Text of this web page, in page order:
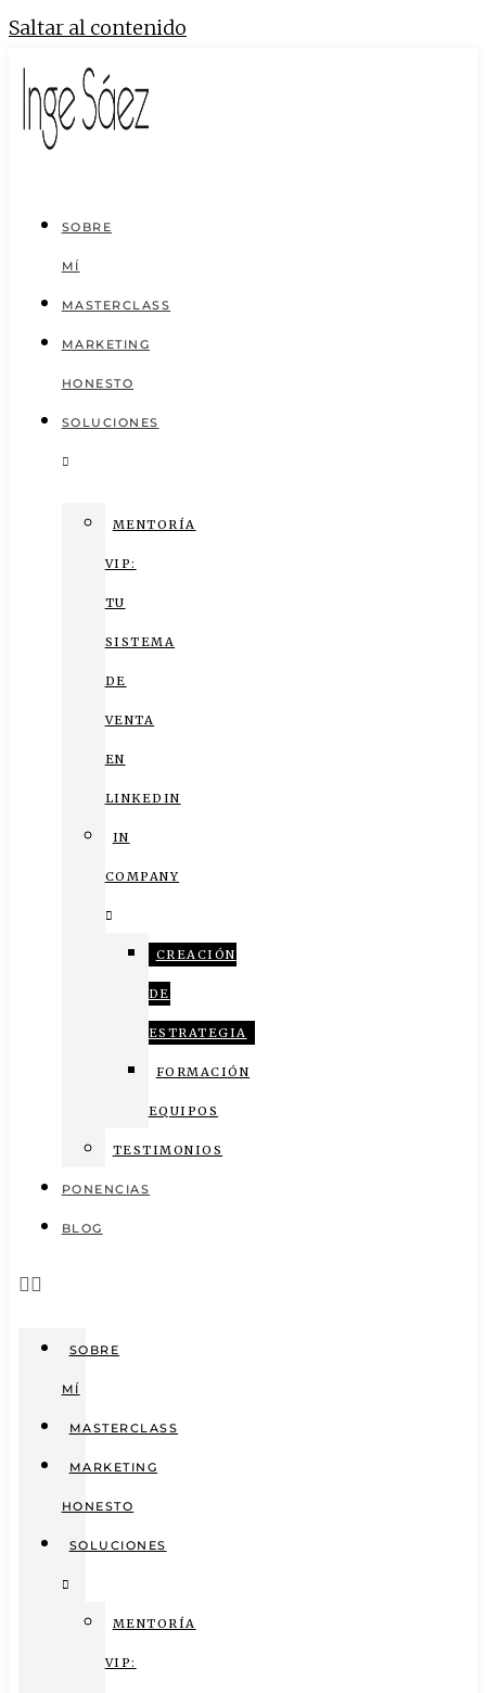
Saltar al contenido
SOBRE
MÍ
MASTERCLASS
MARKETING
HONESTO
SOLUCIONES
MENTORÍA
VIP:
TU
SISTEMA
DE
VENTA
EN
LINKEDIN
IN
COMPANY
CREACIÓN
DE
ESTRATEGIA
FORMACIÓN
EQUIPOS
TESTIMONIOS
PONENCIAS
BLOG
SOBRE
MÍ
MASTERCLASS
MARKETING
HONESTO
SOLUCIONES
MENTORÍA
VIP: